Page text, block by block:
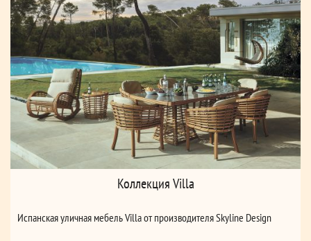
Коллекция Villa
Испанская уличная мебель Villa от производителя Skyline Design